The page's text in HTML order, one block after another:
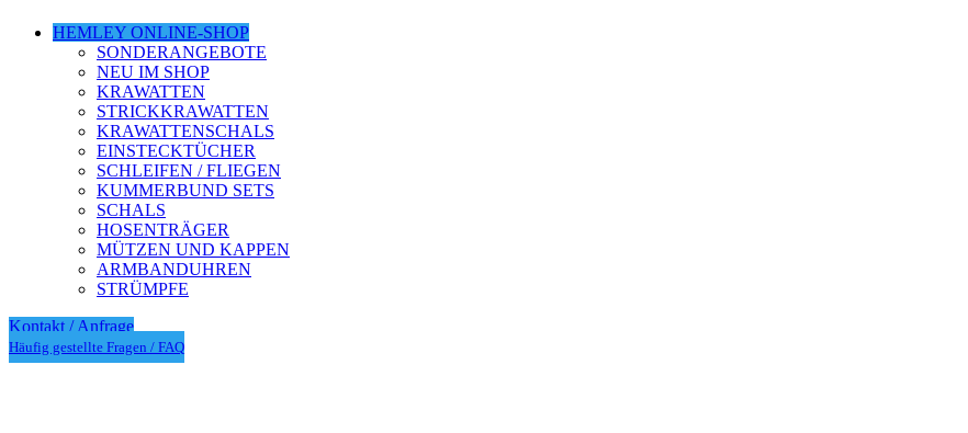
HEMLEY ONLINE-SHOP
SONDERANGEBOTE
NEU IM SHOP
KRAWATTEN
STRICKKRAWATTEN
KRAWATTENSCHALS
EINSTECKTÜCHER
SCHLEIFEN / FLIEGEN
KUMMERBUND SETS
SCHALS
HOSENTRÄGER
MÜTZEN UND KAPPEN
ARMBANDUHREN
STRÜMPFE
Kontakt / Anfrage
Häufig gestellte Fragen / FAQ